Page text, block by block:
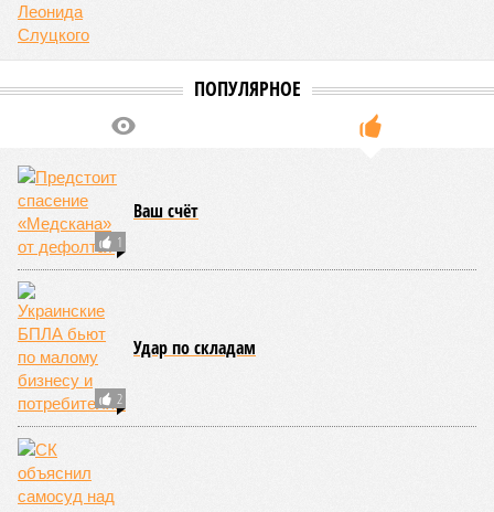
веке.
«Золото» получили землетрясения. К наиболее
вулканическое огненное кольцо, включающее Индонезию,
Японию и западное побережье Северной и Южной Америки.
Турция, Иран, Индия и Непал также расположены на очень
активных линиях разломов тектонических плит. Не
исключение и центральная часть США – причина в Нью-
Мадридском разломе в штате Миссури. Землетрясения
средней силы – явление, в общем-то, обычное и вполне
сносное, но периодически, раз в несколько столетий,
трясёт так, что мало не покажется никому. К примеру, в
самом конце 2004 года бахнуло близ побережья
индонезийского острова Суматра, а следом пошли
огромные, превышающие высоту 15 метров, волны. Итог –
250 тыс. погибших.
На втором месте в рейтинге A-Z Animals как раз цунами. В
этом плане к уязвимым регионам относятся: побережье
Индийского океана, тихо­океанские побережья Японии и
США, а также некоторые районы Карибского бассейна и
Средиземноморья. То есть в зоне риска уже не только